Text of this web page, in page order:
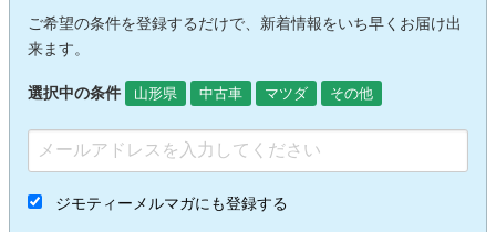
ご希望の条件を登録するだけで、新着情報をいち早くお届け出
来ます。
選択中の条件 山形県 中古車 マツダ その他
ジモティーメルマガにも登録する